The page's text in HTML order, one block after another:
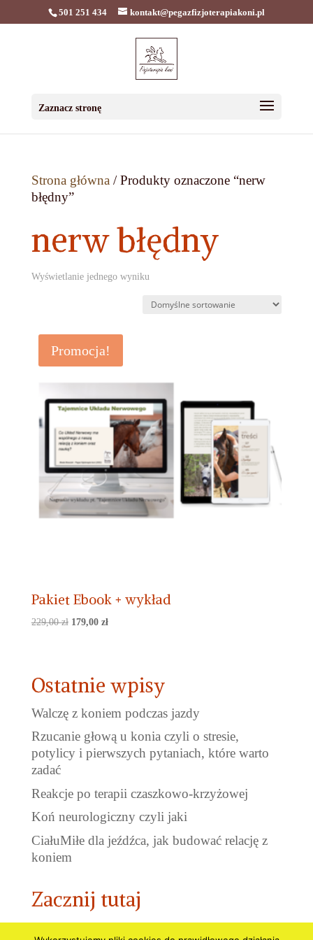
501 251 434 kontakt@pegazfizjoterapiakoni.pl
Zaznacz stronę
Strona główna / Produkty oznaczone “nerw
błędny”
nerw błędny
Wyświetlanie jednego wyniku
Promocja!
Pakiet Ebook + wykład
229,00zł Pierwotna
179,00 złAktualna
Ostatnie wpisy
Walczę z koniem podczas jazdy
Rzucanie głową u konia czyli o stresie,
potylicy i pierwszych pytaniach, które warto
zadać
Reakcje po terapii czaszkowo-krzyżowej
Koń neurologiczny czyli jaki
CiałuMiłe dla jeźdźca, jak budować relację z
koniem
Zacznij tutaj
BLOG – Czas&Pasja&Konie